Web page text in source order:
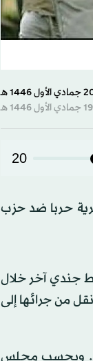
20
حربا ضد حزب
كما سقط جندي آخر خلال
من جرائها إلى
وبحسب مجلس